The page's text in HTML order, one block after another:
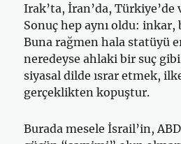
Irak’ta, İran’da, Türkiye’de
Sonuç hep aynı oldu: inkar,
Buna rağmen hala statüyü
neredeyse ahlaki bir suç
siyasal dilde ısrar etmek,
gerçeklikten kopuştur.
Burada mesele İsrail’in,